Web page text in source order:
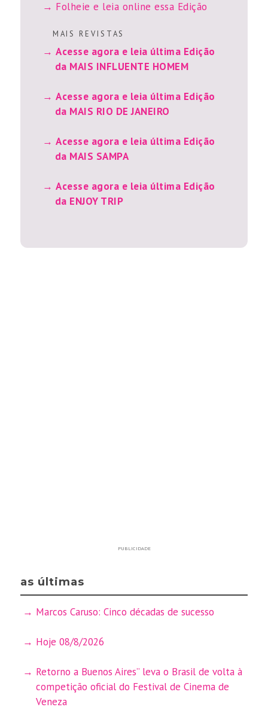
Folheie e leia online essa Edição
M A I S R E V I S T A S
Acesse agora e leia última Edição
da MAIS INFLUENTE HOMEM
Acesse agora e leia última Edição
da MAIS RIO DE JANEIRO
Acesse agora e leia última Edição
da MAIS SAMPA
Acesse agora e leia última Edição
da ENJOY TRIP
PUBLICIDADE
as últimas
Marcos Caruso: Cinco décadas de sucesso
Hoje 08/8/2026
Retorno a Buenos Aires” leva o Brasil de volta à
competição oficial do Festival de Cinema de
Veneza